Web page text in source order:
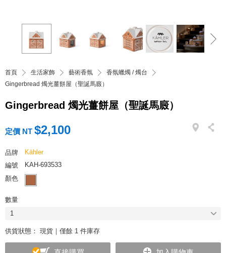
首頁 生活家飾 藝術香氛
香氛蠟燭 / 燭台
Gingerbread 燭光薑餅屋（聖誕馬廄）
Gingerbread 燭光薑餅屋（聖誕馬廄）
定價 NT $2,100
品牌
Kähler
編號
KAH-693533
顏色
數量
1
供貨狀態： 現貨｜僅餘 1 件庫存